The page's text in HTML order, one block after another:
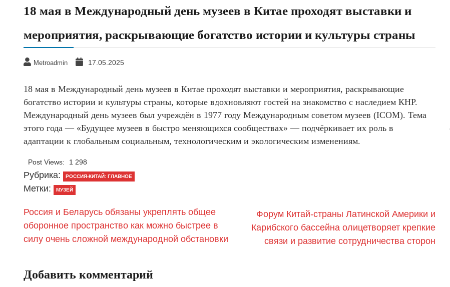
18 мая в Международный день музеев в Китае проходят выставки и
мероприятия, раскрывающие богатство истории и культуры страны
Metroadmin 17.05.2025
18 мая в Международный день музеев в Китае проходят выставки и мероприятия, раскрывающие
богатство истории и культуры страны, которые вдохновляют гостей на знакомство с наследием КНР.
Международный день музеев был учреждён в 1977 году Международным советом музеев (ICOM). Тема
этого года — «Будущее музеев в быстро меняющихся сообществах» — подчёркивает их роль в
адаптации к глобальным социальным, технологическим и экологическим изменениям.
Post Views: 1 298
Рубрика: РОССИЯ-КИТАЙ: ГЛАВНОЕ
Метки: МУЗЕЙ
Россия и Беларусь обязаны укреплять общее
оборонное пространство как можно быстрее в
силу очень сложной международной обстановки
Форум Китай-страны Латинской Америки и
Карибского бассейна олицетворяет крепкие
связи и развитие сотрудничества сторон
Добавить комментарий